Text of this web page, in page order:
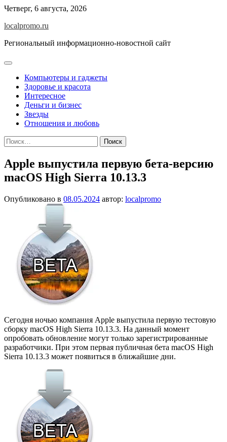
Перейти
содержимому
Четверг, 6 августа, 2026
localpromo.ru
Региональный информационно-новостной сайт
Компьютеры и гаджеты
Здоровье и красота
Интересное
Деньги и бизнес
Звезды
Отношения и любовь
Найти:
Apple выпустила первую бета-версию
macOS High Sierra 10.13.3
Опубликовано в 08.05.2024 автор: localpromo
Сегодня ночью компания Apple выпустила первую тестовую
сборку macOS High Sierra 10.13.3. На данный момент
опробовать обновление могут только зарегистрированные
разработчики. При этом первая публичная бета macOS High
Sierra 10.13.3 может появиться в ближайшие дни.